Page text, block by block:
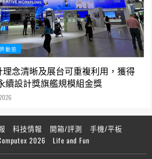
動態
念清晰及展台可重複利用，獲得
永續設計獎旗艦規模組金獎
科技情報 開箱/評測
手機/平板
2026 Life and Fun